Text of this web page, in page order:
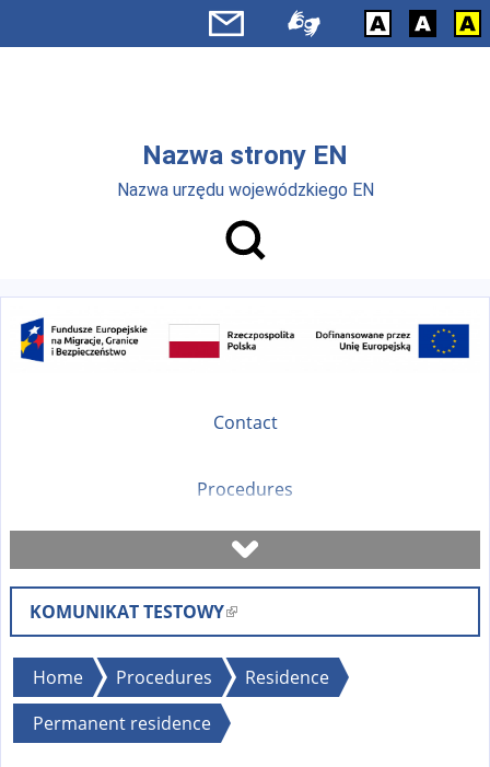
Nazwa strony EN
Nazwa urzędu wojewódzkiego EN
Contact
Procedures
Book a visit
Check case status
Forms
KOMUNIKAT TESTOWY(
l
i
n
k
You
are
here
Home Procedures
Residence
Permanent residence